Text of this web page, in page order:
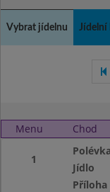
Vybrat jídelnu Jídelní
Menu Chod
1
Jídlo
Příloha